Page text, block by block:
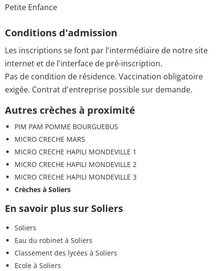
Petite Enfance
Conditions d'admission
Les inscriptions se font par l'intermédiaire de notre site
internet et de l'interface de pré-inscription.
Pas de condition de résidence. Vaccination obligatoire
exigée. Contrat d'entreprise possible sur demande.
Autres crèches à proximité
PIM PAM POMME BOURGUEBUS
MICRO CRECHE MARS
MICRO CRECHE HAPILI MONDEVILLE 1
MICRO CRECHE HAPILI MONDEVILLE 2
MICRO CRECHE HAPILI MONDEVILLE 3
Crèches à Soliers
En savoir plus sur Soliers
Soliers
Eau du robinet à Soliers
Classement des lycées à Soliers
Ecole à Soliers